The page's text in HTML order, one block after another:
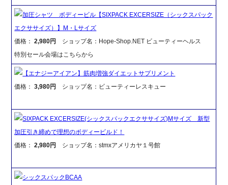
加圧シャツ ボディービル【SIXPACK EXCERSIZE（シックスパック
エクササイズ）】M・Lサイズ
価格：2,980円
ショップ名：Hope-Shop.NET ビューティーヘルス
特別セール会場はこちらから
【エナジーアイアン】筋肉増強ダイエットサプリメント
価格：3,980円 ショップ名：ビューティーレスキュー
SIXPACK EXCERSIZE(シックスパックエクササイズ)Mサイズ 新型
加圧引き締めで理想のボディービルド！
価格：2,980円 ショップ名：stmxアメリカヤ１号館
シックスパックBCAA